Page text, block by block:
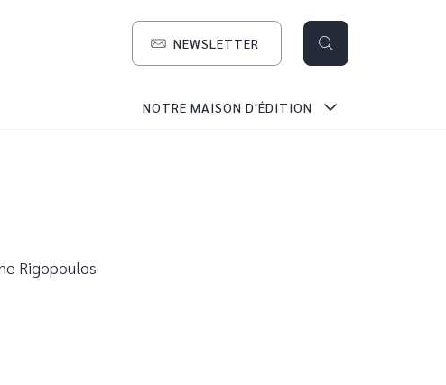
NEWSLETTER
NOTRE MAISON D'ÉDITION
Rigopoulos